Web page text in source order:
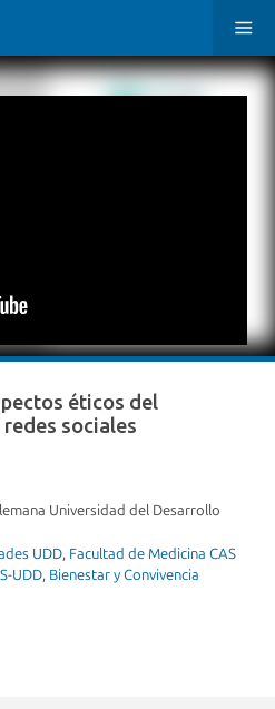
éticos del
sociales
Universidad del Desarrollo
UDD, Facultad de Medicina CAS
UDD, Bienestar y Convivencia